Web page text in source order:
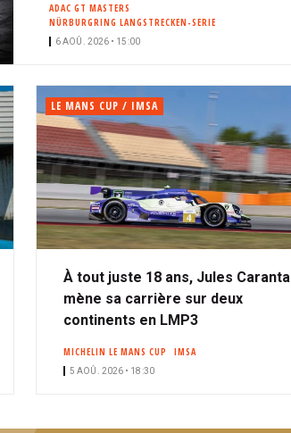
ADAC GT MASTERS
NÜRBURGRING LANGSTRECKEN-SERIE
6 AOÛ. 2026 • 15:00
LE MANS CUP / IMSA
À tout juste 18 ans, Jules Caranta
mène sa carrière sur deux
continents en LMP3
MICHELIN LE MANS CUP IMSA
5 AOÛ. 2026 • 18:30